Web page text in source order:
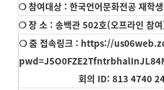
❍ 참여대상 : 한국언어문화전공 재학
❍ 장 소 : 송백관 502호(오프라인 참
❍ 줌 접속링크 : https://
회의 ID: 813 4740 2441